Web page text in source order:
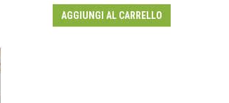
AGGIUNGI AL CARRELLO